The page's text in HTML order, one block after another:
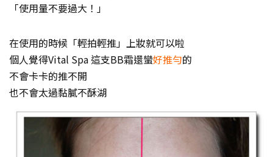
「使用量不要過大！」
在使用的時候「輕拍輕推」上妝就可以啦
個人覺得Vital Spa 這支BB霜還蠻好推勻的
不會卡卡的推不開
也不會太過黏膩不酥湖